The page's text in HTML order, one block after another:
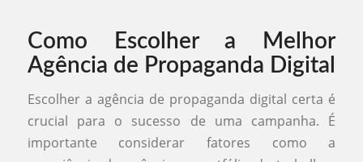
Como Escolher a Melhor
Agência de Propaganda Digital
Escolher a agência de propaganda digital certa é
crucial para o sucesso de uma campanha. É
importante considerar fatores como a